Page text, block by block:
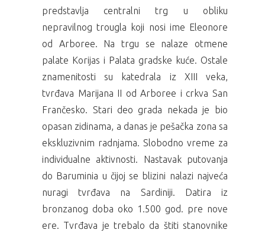
predstavlja centralni trg u obliku
nepravilnog trougla koji nosi ime Eleonore
od Arboree. Na trgu se nalaze otmene
palate Korijas i Palata gradske kuće. Ostale
znamenitosti su katedrala iz XIII veka,
tvrđava Marijana II od Arboree i crkva San
Frančesko. Stari deo grada nekada je bio
opasan zidinama, a danas je pešačka zona sa
ekskluzivnim radnjama. Slobodno vreme za
individualne aktivnosti. Nastavak putovanja
do Baruminia u čijoj se blizini nalazi najveća
nuragi tvrđava na Sardiniji. Datira iz
bronzanog doba oko 1.500 god. pre nove
ere. Tvrđava je trebalo da štiti stanovnike